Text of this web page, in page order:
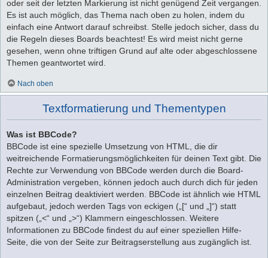
oder seit der letzten Markierung ist nicht genügend Zeit vergangen.
Es ist auch möglich, das Thema nach oben zu holen, indem du
einfach eine Antwort darauf schreibst. Stelle jedoch sicher, dass du
die Regeln dieses Boards beachtest! Es wird meist nicht gerne
gesehen, wenn ohne triftigen Grund auf alte oder abgeschlossene
Themen geantwortet wird.
Nach oben
Textformatierung und Thementypen
Was ist BBCode?
BBCode ist eine spezielle Umsetzung von HTML, die dir
weitreichende Formatierungsmöglichkeiten für deinen Text gibt. Die
Rechte zur Verwendung von BBCode werden durch die Board-
Administration vergeben, können jedoch auch durch dich für jeden
einzelnen Beitrag deaktiviert werden. BBCode ist ähnlich wie HTML
aufgebaut, jedoch werden Tags von eckigen („[“ und „]“) statt
spitzen („<“ und „>“) Klammern eingeschlossen. Weitere
Informationen zu BBCode findest du auf einer speziellen Hilfe-
Seite, die von der Seite zur Beitragserstellung aus zugänglich ist.